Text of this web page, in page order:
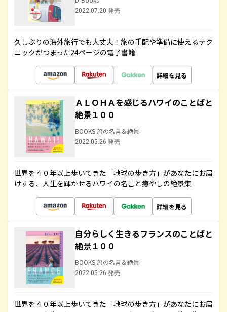
2022.07.20 発売
久しぶりの海外旅行でも大丈夫！旅の手配や準備に使えるテク
ニックがつまった24ページの電子書籍
詳細を見る
ＡＬＯＨＡを感じるハワイのことばと
絶景１００
BOOKS 旅の名言＆絶景
2022.05.26 発売
世界を４０年以上歩いてきた「地球の歩き方」があなたにお届
けする、人生を輝かせるハワイの名言と癒やしの絶景集
詳細を見る
自分らしく生きるフランスのことばと
絶景１００
BOOKS 旅の名言＆絶景
2022.05.26 発売
世界を４０年以上歩いてきた「地球の歩き方」があなたにお届